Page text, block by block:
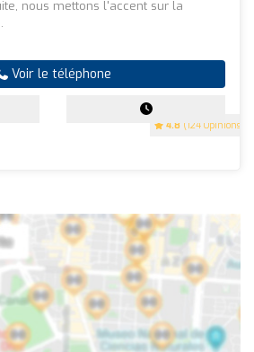
4.8 (124 Opinions)
nous mettons l'accent sur la
Voir le téléphone